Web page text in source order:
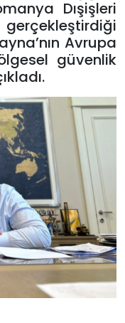
Dışişleri
Avrupa
güvenlik